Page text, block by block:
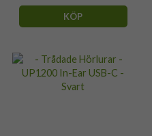
KÖP